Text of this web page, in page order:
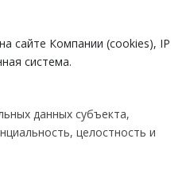
сайте Компании (cookies), IP
система.
данных субъекта,
целостность и